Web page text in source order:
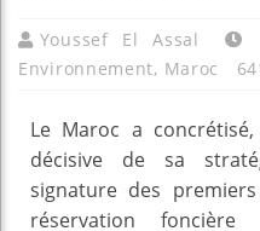
Youssef El Assal
Environnement, Maroc
Le Maroc a
décisive de sa
signature des
réservation